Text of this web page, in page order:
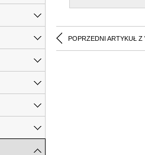
POPRZEDNI ARTYKUŁ Z